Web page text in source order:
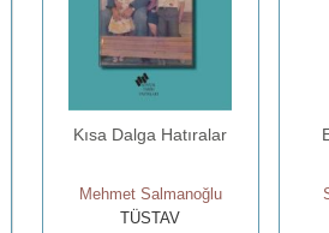
Kısa Dalga Hatıralar
Mehmet Salmanoğlu
TÜSTAV